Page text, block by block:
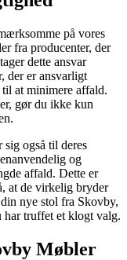
på vores
fra producenter, der
dette ansvar
der er ansvarligt
at minimere affald.
gør du ikke kun
også til deres
og
affald. Dette er
at de virkelig bryder
nye stol fra Skovby,
har truffet et klogt valg.
Møbler